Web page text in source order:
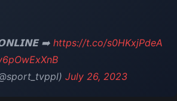
➡️ https://t.co/s0HKxjPdeA
July 26, 2023